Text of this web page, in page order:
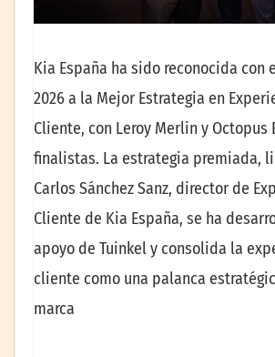
Kia España ha sido reconocida con
2026 a la Mejor Estrategia en
Cliente, con Leroy Merlin y Octopus
finalistas. La estrategia premiada,
Carlos Sánchez Sanz, director de
Cliente de Kia España, se ha
apoyo de Tuinkel y consolida la
cliente como una palanca
marca